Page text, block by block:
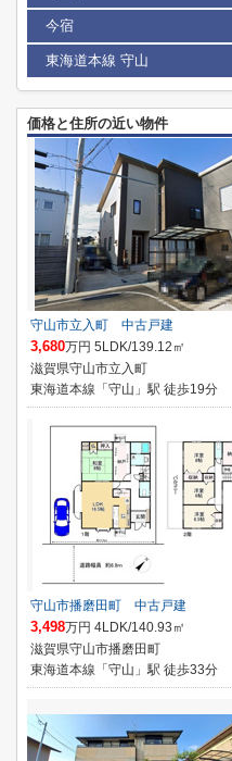
今宿
東海道本線 守山
価格と住所の近い物件
守山市立入町 中古戸建
3,680万円 5LDK/139.12㎡
滋賀県守山市立入町
東海道本線「守山」駅 徒歩19分
守山市播磨田町 中古戸建
3,498万円 4LDK/140.93㎡
滋賀県守山市播磨田町
東海道本線「守山」駅 徒歩33分